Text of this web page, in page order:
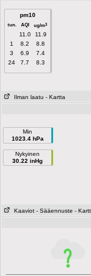
pm10
tun. AQI ug/m3
11.0
11.9
1
8.2
8.8
3
6.9
7.4
24
7.7 8.3
Ilman laatu - Kartta
Min
1023.4 hPa
Nykyinen
30.22 inHg
Kaaviot - Sääennuste -